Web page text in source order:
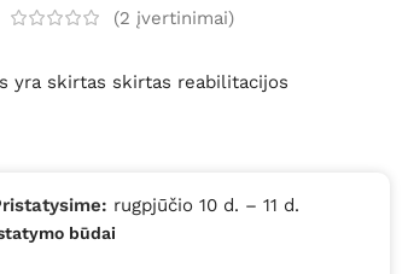
(2 įvertinimai)
yra skirtas skirtas reabilitacijos
rugpjūčio 10 d. – 11 d.
būdai